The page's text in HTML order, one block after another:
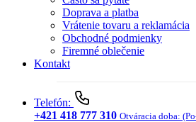
Doprava a platba
Vrátenie tovaru a reklamácia
Obchodné podmienky
Firemné oblečenie
Kontakt
Telefón:
+421 418 777 310 Otváracia doba: